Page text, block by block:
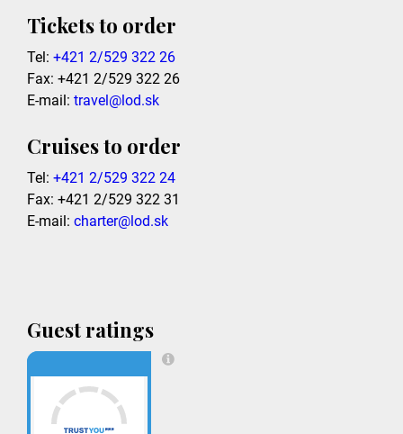
Tickets to order
Tel: +421 2/529 322 26
Fax: +421 2/529 322 26
E-mail: travel@lod.sk
Cruises to order
Tel: +421 2/529 322 24
Fax: +421 2/529 322 31
E-mail: charter@lod.sk
Guest ratings